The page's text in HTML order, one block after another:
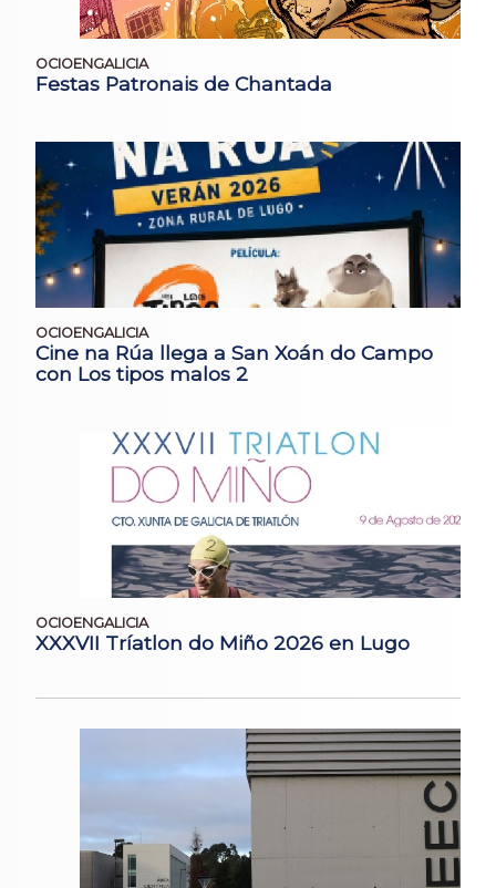
OCIOENGALICIA
Festas Patronais de Chantada
OCIOENGALICIA
Cine na Rúa llega a San Xoán do Campo
con Los tipos malos 2
OCIOENGALICIA
XXXVII Tríatlon do Miño 2026 en Lugo